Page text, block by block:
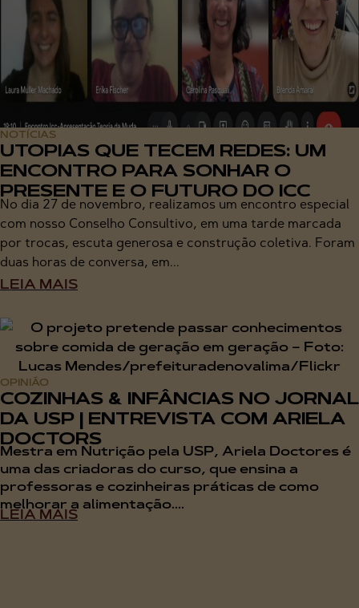
NOTÍCIAS
UTOPIAS QUE TECEM REDES: UM
ENCONTRO PARA SONHAR O
PRESENTE E O FUTURO DO ICC
No dia 27 de novembro, realizamos um encontro especial
com nosso Conselho Consultivo, em uma tarde marcada
por trocas, escuta generosa e construção coletiva. Foram
duas horas de conversa, em...
LEIA MAIS
OPINIÃO
COZINHAS & INFÂNCIAS NO JORNAL
DA USP | ENTREVISTA COM ARIELA
DOCTORS
Mestra em Nutrição pela USP, Ariela Doctores é
uma das criadoras do curso, que ensina a
professoras e cozinheiras práticas de como
melhorar a alimentação....
LEIA MAIS